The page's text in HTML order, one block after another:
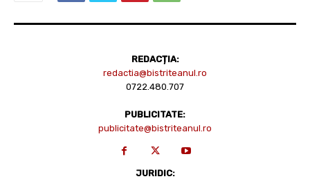
REDACȚIA:
redactia@bistriteanul.ro
0722.480.707
PUBLICITATE:
publicitate@bistriteanul.ro
JURIDIC: